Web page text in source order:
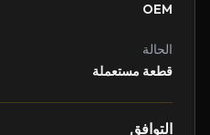
OEM
الحالة
قطعة مستعملة
التوافق